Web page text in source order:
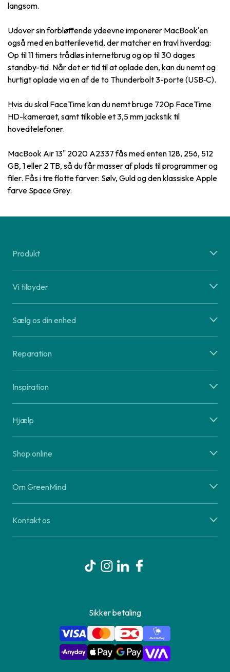
langsom.
Udover sin forbløffende ydeevne imponerer MacBook'en
også med en batterilevetid, der matcher en travl hverdag:
Op til 11 timers trådløs internetbrug og op til 30 dages
standby-tid. Når det er tid til at oplade den, kan du nemt og
hurtigt oplade via en af de to Thunderbolt 3-porte (USB‑C).
Hvis du skal FaceTime kan du nemt bruge 720p FaceTime
HD-kameraet, samt tilkoble et 3,5 mm jackstik til
hovedtelefoner.
MacBook Air 13" 2020 A2337 fås med enten 128, 256, 512
GB, 1 eller 2 TB, så du får masser af plads til programmer og
filer. Fås i tre flotte farver: Sølv, Guld og den klassiske Apple
farve Space Grey.
Produkt
Vi tilbyder
Sælg os din enhed
Reparation
Inspiration
Hjælp
Shop online
Om GreenMind
Kontakt os
Sikker betaling